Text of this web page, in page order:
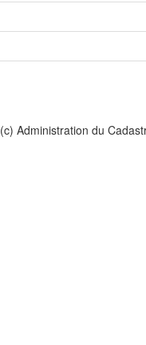
(c) Administration du